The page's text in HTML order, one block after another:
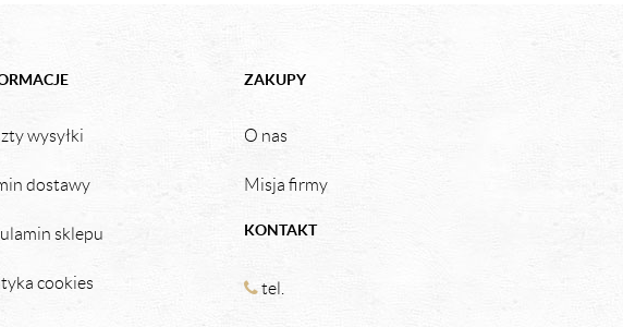
wysyłki
dostawy
sklepu
cookies
ZAKUPY
O nas
Misja firmy
KONTAKT
tel.